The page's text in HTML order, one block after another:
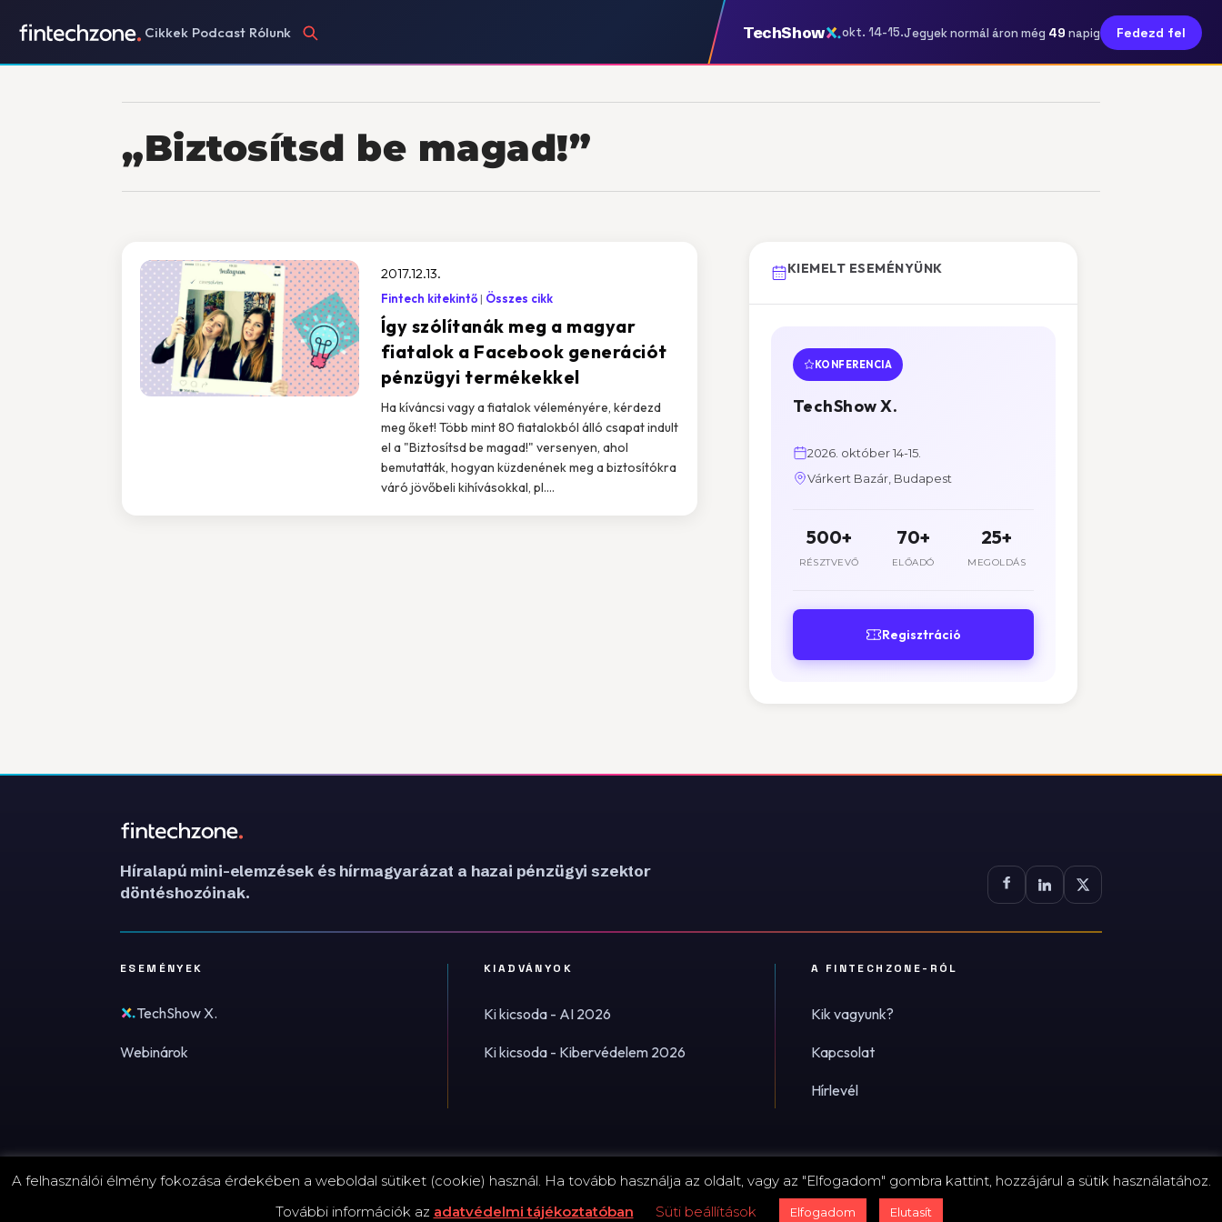
Cikkek Podcast Rólunk TechShow okt. 14-15.Jegyek normál áron még 49 napig Fedezd fel
„Biztosítsd be magad!”
Így szólítanák meg a magyar
fiatalok a Facebook generációt
pénzügyi termékekkel
2017.12.13.
Fintech kitekintő Összes cikk
Ha kíváncsi vagy a fiatalok véleményére, kérdezd
meg őket! Több mint 80 fiatalokból álló csapat indult
el a "Biztosítsd be magad!" versenyen, ahol
bemutatták, hogyan küzdenének meg a biztosítókra
váró jövőbeli kihívásokkal, pl....
KIEMELT ESEMÉNYÜNK
KONFERENCIA
TechShow X.
2026. október 14-15.
Várkert Bazár, Budapest
500+
RÉSZTVEVŐ
70+
ELŐADÓ
25+
MEGOLDÁS
Regisztráció
Híralapú mini-elemzések és hírmagyarázat a hazai pénzügyi szektor
döntéshozóinak.
ESEMÉNYEK
TechShow X.
Webinárok
KIADVÁNYOK
Ki kicsoda - AI 2026
Ki kicsoda - Kibervédelem 2026
A FINTECHZONE-RÓL
Kik vagyunk?
Kapcsolat
Hírlevél
© 2026 FinTechZone.hu - A FinTech Group Kft. Impresszum · Adatvédelmi tájékoztató (PDF) Süti-beállítások
A felhasználói élmény fokozása érdekében a weboldal sütiket (cookie) használ. Ha tovább használja az oldalt, vagy az "Elfogadom" gombra kattint, hozzájárul a sütik használatához.
További információk az adatvédelmi tájékoztatóban Süti beállítások Elfogadom Elutasít